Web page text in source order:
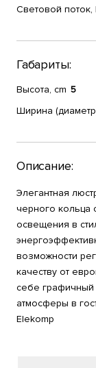
Световой поток,
Габариты:
Высота, cm 5
Ширина
Описание:
Элегантная
черного кольца
освещения в
возможности
качеству от
себе графичный
атмосферы в
Elekomp